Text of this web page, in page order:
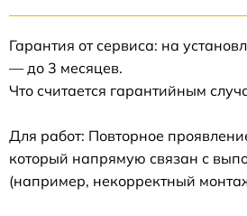
Гарантия от сервиса: на
— до 3 месяцев.
Что считается гарантийным
Для работ: Повторное
который напрямую связан с
(например, некорректный